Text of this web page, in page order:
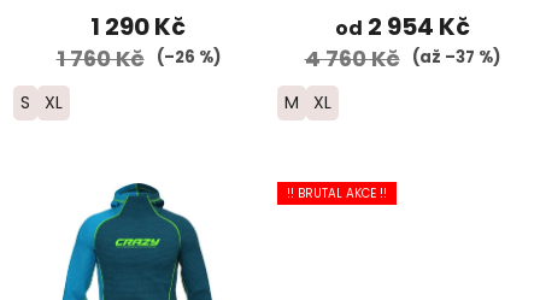
1 290 Kč
1 760 Kč (–26 %)
S XL
od 2 954 Kč
4 760 Kč (až –37 %)
M XL
!! BRUTAL AKCE !!